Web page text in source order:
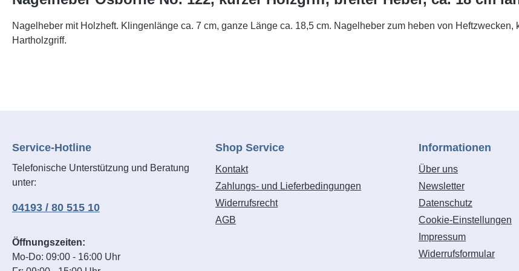
Nagelheber mit Holzheft. Klingenlänge ca. 7 cm, ganze Länge ca. 18,5 cm. Nagelheber zum heben von
Hartholzgriff.
Service-Hotline
Telefonische Unterstützung und Beratung
unter:
04193 / 80 515 10
Öffnungszeiten:
Mo-Do: 09:00 - 16:00 Uhr
Shop Service
Kontakt
Zahlungs- und Lieferbedingungen
Widerrufsrecht
AGB
Informationen
Über uns
Newsletter
Datenschutz
Cookie-Einstellungen
Impressum
Widerrufsformular